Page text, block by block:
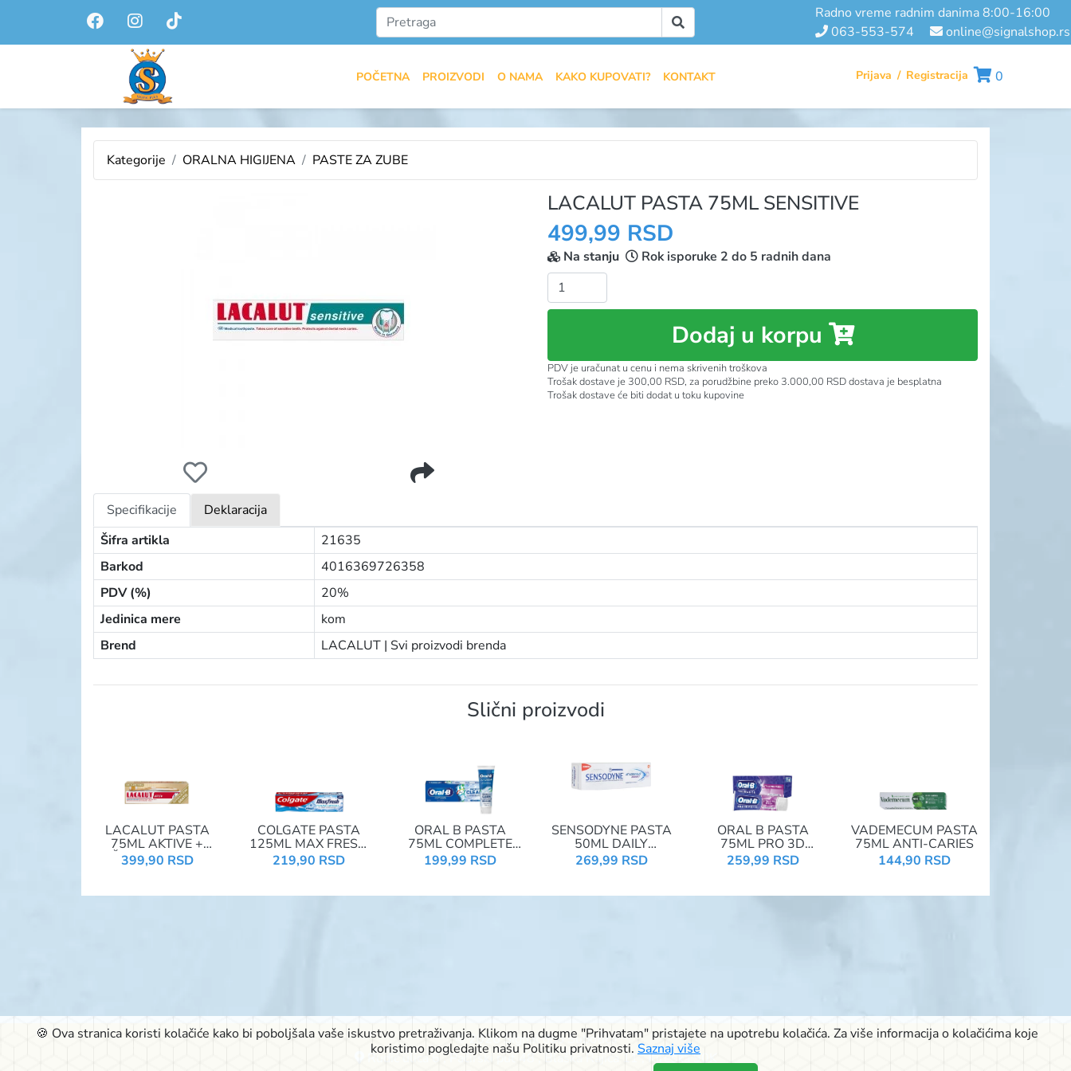
radno vreme radnim danima 8:00-16:00
063-553-574
online@signalshop.rs
POČETNA PROIZVODI O NAMA KAKO KUPOVATI? KONTAKT Prijava / Registracija 0
Kategorije ORALNA HIGIJENA PASTE ZA ZUBE
LACALUT PASTA 75ML SENSITIVE
499,99 RSD
Na stanju
Rok isporuke 2 do 5 radnih dana
Količina:
Dodaj u korpu
PDV je uračunat u cenu i nema skrivenih troškova
Trošak dostave je 300,00 RSD, za porudžbine preko 3.000,00 RSD dostava je besplatna
Trošak dostave će biti dodat u toku kupovine
Specifikacije
Deklaracija
Šifra artikla
21635
Barkod
4016369726358
PDV (%)
20%
Jedinica mere
kom
Brend
LACALUT | Svi proizvodi brenda
Slični proizvodi
LACALUT PASTA
75ML AKTIVE +
ČETKICA GOLD
399,90 RSD
COLGATE PASTA
125ML MAX FRESH
MINT BLUE
219,90 RSD
ORAL B PASTA
75ML COMPLETE
PROTECT&CLEAN
199,99 RSD
SENSODYNE PASTA
50ML DAILY
PROTECT MILD MINT
269,99 RSD
ORAL B PASTA
75ML PRO 3D
WHITE VITALIZING
FRESH
259,99 RSD
VADEMECUM PASTA
75ML ANTI-CARIES
144,90 RSD
© 2026 Signal doo Subotica
Rudić ulica 6,Pačirski put 48,Blaška Rajića 11,Kireška 90K
🍪 Ova stranica koristi kolačiće kako bi poboljšala vaše iskustvo pretraživanja. Klikom na dugme "Prihvatam" pristajete na upotrebu kolačića. Za više informacija o kolačićima koje
koristimo pogledajte našu Politiku privatnosti. Saznaj više